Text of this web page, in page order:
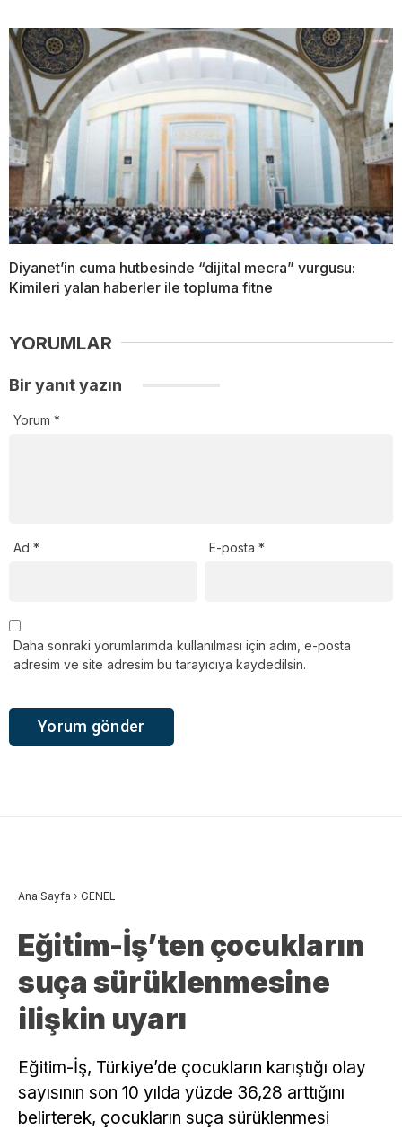
Diyanet’in cuma hutbesinde “dijital mecra” vurgusu:
Kimileri yalan haberler ile topluma fitne
YORUMLAR
Bir yanıt yazın
Yorum *
Ad * E-posta*
Daha sonraki yorumlarımda kullanılması için adım, e-posta
adresim ve site adresim bu tarayıcıya kaydedilsin.
Ana Sayfa › GENEL
Eğitim-İş’ten çocukların
suça sürüklenmesine
ilişkin uyarı
Eğitim-İş, Türkiye’de çocukların karıştığı olay
sayısının son 10 yılda yüzde 36,28 arttığını
belirterek, çocukların suça sürüklenmesi